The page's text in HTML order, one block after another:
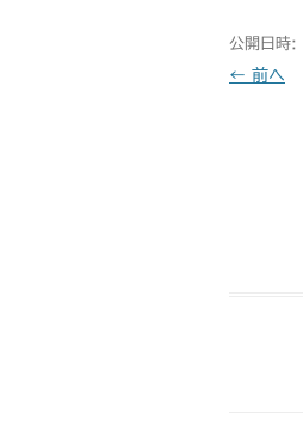
公開日時:
← 前へ